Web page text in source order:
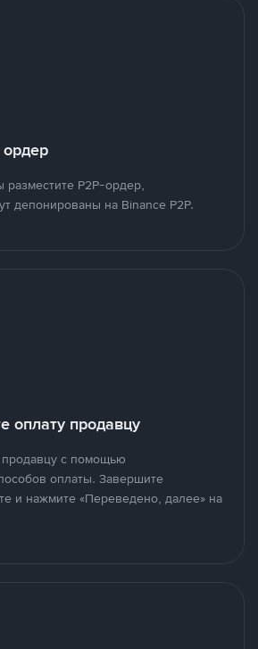
разместите P2P-ордер,
депонированы на Binance P2P.
оплату продавцу
продавцу с помощью
оплаты. Завершите
и нажмите «Переведено, далее» на